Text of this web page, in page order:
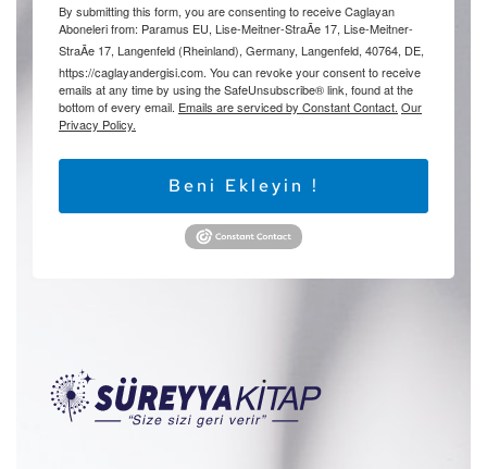
By submitting this form, you are consenting to receive Caglayan
Aboneleri from: Paramus EU, Lise-Meitner-StraÃe 17, Lise-Meitner-
StraÃe 17, Langenfeld (Rheinland), Germany, Langenfeld, 40764, DE,
https://caglayandergisi.com. You can revoke your consent to receive
emails at any time by using the SafeUnsubscribe® link, found at the
bottom of every email. Emails are serviced by Constant Contact. Our
Privacy Policy.
Beni Ekleyin !